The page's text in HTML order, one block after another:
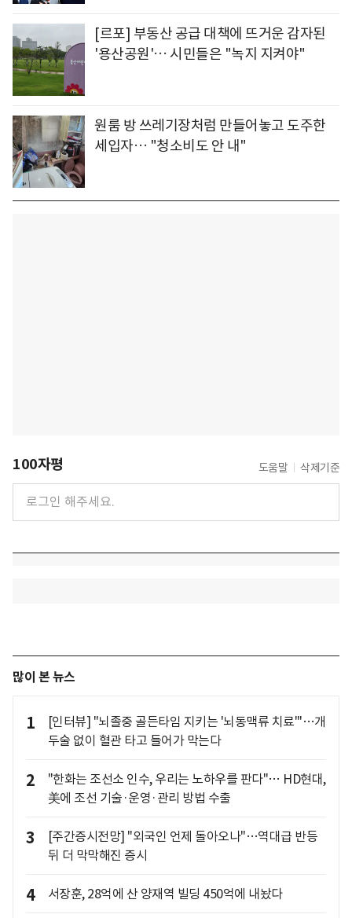
[르포] 부동산 공급 대책에 뜨거운 감자된
'용산공원'… 시민들은 "녹지 지켜야"
원룸 방 쓰레기장처럼 만들어놓고 도주한
세입자… "청소비도 안 내"
100자평 도움말 삭제기준
많이 본 뉴스
1
[인터뷰] "뇌졸중 골든타임 지키는 '뇌동맥류 치료'"…개
두술 없이 혈관 타고 들어가 막는다
2
"한화는 조선소 인수, 우리는 노하우를 판다"… HD현대,
美에 조선 기술·운영·관리 방법 수출
3
[주간증시전망] "외국인 언제 돌아오나"…역대급 반등
뒤 더 막막해진 증시
4 서장훈, 28억에 산 양재역 빌딩 450억에 내놨다